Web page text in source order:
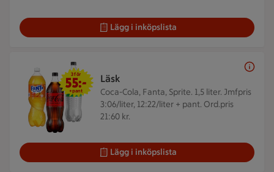
Lägg i inköpslista
Läsk
Coca-Cola, Fanta, Sprite. 1,5 liter. Jmfpris
3:06/liter, 12:22/liter + pant. Ord.pris
21:60 kr.
3 för 55 kr
3 för
55:-
+pant
Lägg i inköpslista